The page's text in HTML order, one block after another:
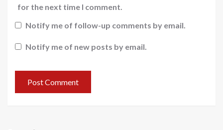
for the next time I comment.
Notify me of follow-up comments by email.
Notify me of new posts by email.